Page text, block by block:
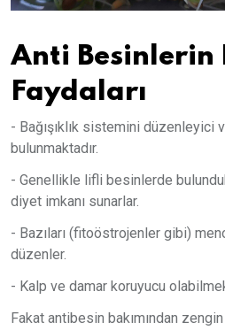
Anti Besinlerin
Faydaları
- Bağışıklık sistemini
bulunmaktadır.
- Genellikle lifli besinlerde
diyet imkanı sunarlar.
- Bazıları (fitoöstrojenler gibi)
düzenler.
- Kalp ve damar koruyucu
Fakat antibesin bakımından